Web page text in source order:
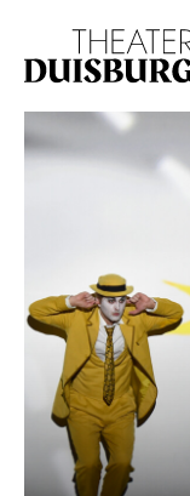
Zur Hauptnavigation
Zum Footer springen